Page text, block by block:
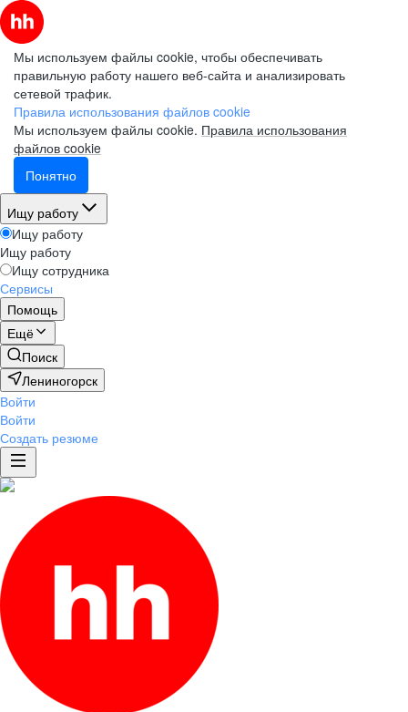
Мы используем файлы cookie, чтобы обеспечивать
правильную работу нашего веб-сайта и анализировать
сетевой трафик.
Правила использования файлов cookie
Мы используем файлы cookie. Правила использования
файлов cookie
Понятно
Ищу работу
Ищу работу
Ищу работу
Ищу сотрудника
Сервисы
Помощь
Ещё
Поиск
Лениногорск
Войти
Войти
Создать резюме